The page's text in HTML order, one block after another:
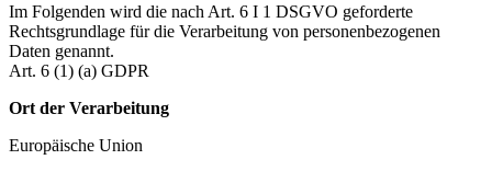
Im Folgenden wird die nach Art. 6 I 1 DSGVO geforderte
Rechtsgrundlage für die Verarbeitung von personenbezogenen
Daten genannt.
Art. 6 (1) (a) GDPR
Ort der Verarbeitung
Europäische Union